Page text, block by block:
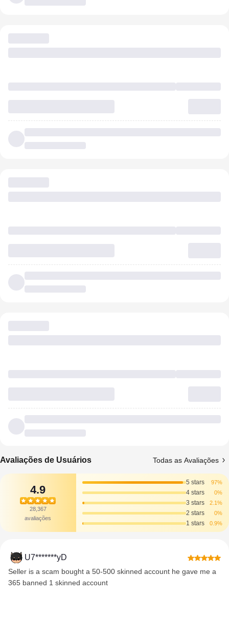
Avaliações de Usuários Todas as Avaliações
4.9
28,367
avaliações
5 stars 97%
4 stars 0%
3 stars 2.1%
2 stars 0%
1 stars 0.9%
U7*******yD
Seller is a scam bought a 50-500 skinned account he gave me a
365 banned 1 skinned account